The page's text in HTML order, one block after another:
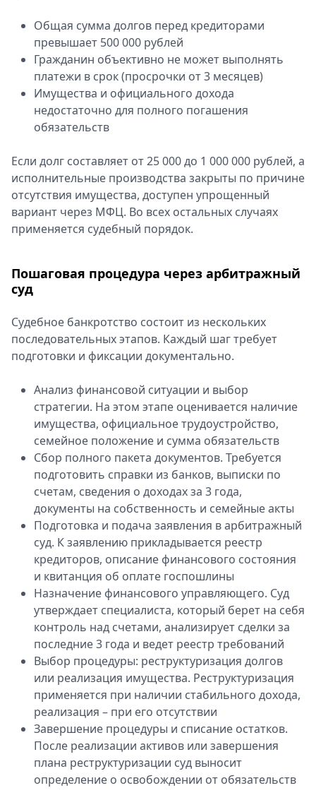
Общая сумма долгов перед кредиторами
превышает 500 000 рублей
Гражданин объективно не может выполнять
платежи в срок (просрочки от 3 месяцев)
Имущества и официального дохода
недостаточно для полного погашения
обязательств
Если долг составляет от 25 000 до 1 000 000 рублей, а
исполнительные производства закрыты по причине
отсутствия имущества, доступен упрощенный
вариант через МФЦ. Во всех остальных случаях
применяется судебный порядок.
Пошаговая процедура через арбитражный
суд
Судебное банкротство состоит из нескольких
последовательных этапов. Каждый шаг требует
подготовки и фиксации документально.
Анализ финансовой ситуации и выбор
стратегии. На этом этапе оценивается наличие
имущества, официальное трудоустройство,
семейное положение и сумма обязательств
Сбор полного пакета документов. Требуется
подготовить справки из банков, выписки по
счетам, сведения о доходах за 3 года,
документы на собственность и семейные акты
Подготовка и подача заявления в арбитражный
суд. К заявлению прикладывается реестр
кредиторов, описание финансового состояния
и квитанция об оплате госпошлины
Назначение финансового управляющего. Суд
утверждает специалиста, который берет на себя
контроль над счетами, анализирует сделки за
последние 3 года и ведет реестр требований
Выбор процедуры: реструктуризация долгов
или реализация имущества. Реструктуризация
применяется при наличии стабильного дохода,
реализация – при его отсутствии
Завершение процедуры и списание остатков.
После реализации активов или завершения
плана реструктуризации суд выносит
определение о освобождении от обязательств